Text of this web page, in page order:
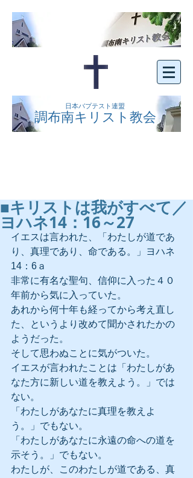
日本バプテスト連盟
調布南キリスト教会
■キリストは我がすべて／
ヨハネ14：16～27
イエスは言われた、「わたしが道であ
り、真理であり、命である。」ヨハネ
14：6ａ
非常に有名な聖句、信仰に入った４０
年前から気に入っていた。
あれから何十年も経ってから考え直し
た、というより改めて聞かされたかの
ようだった。
そして思わぬことに気がついた。
イエスが言われたことは「わたしがあ
なた方に新しい道を教えよう。」では
ない。
「わたしがあなたに真理を教えよ
う。」でもない。
「わたしがあなたに永遠の命への道を
示そう。」でもない。
わたしが、このわたしが道である、真